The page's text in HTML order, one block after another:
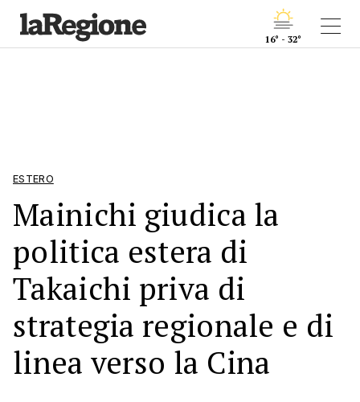
16° - 32°
ESTERO
Mainichi giudica la
politica estera di
Takaichi priva di
strategia regionale e di
linea verso la Cina